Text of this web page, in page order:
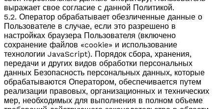
выражает свое согласие с данной Политикой.
5.2. Оператор обрабатывает обезличенные данные о
Пользователе в случае, если это разрешено в
настройках браузера Пользователя (включено
сохранение файлов «cookie» и использование
технологии JavaScript). Порядок сбора, хранения,
передачи и других видов обработки персональных
данных Безопасность персональных данных, которые
обрабатываются Оператором, обеспечивается путем
реализации правовых, организационных и технических
мер, необходимых для выполнения в полном объеме